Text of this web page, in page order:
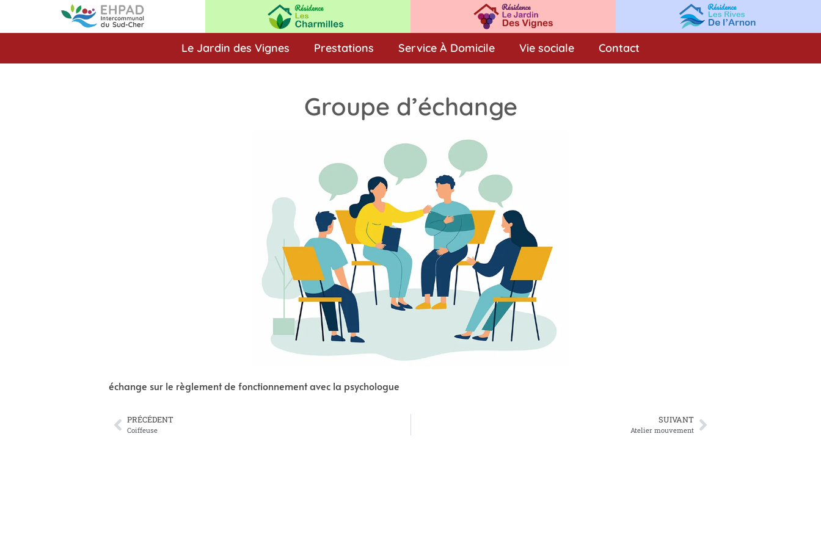
Le Jardin des Vignes Prestations Service À Domicile Vie sociale Contact
Groupe d’échange
échange sur le règlement de fonctionnement avec la psychologue
PRÉCÉDENT
Coiffeuse
SUIVANT
Atelier mouvement